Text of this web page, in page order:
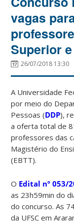
vagas
Superior
26/07/2018 13:30
A Universidade
por meio do
Pessoas (DDP),
a oferta total de
professores das
Magistério do
(EBTT).
O Edital nº 053/
as 23h59min do
do concurso. As
da UFSC em